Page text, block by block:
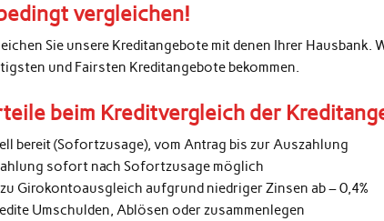
vergleichen!
Sie unsere Kreditangebote mit denen Ihrer Hausbank.
und Fairsten Kreditangebote bekommen.
beim Kreditvergleich der
bereit (Sofortzusage), vom Antrag bis zur Auszahlung
sofort nach Sofortzusage möglich
Girokontoausgleich aufgrund niedriger Zinsen ab – 0,4%
Umschulden, Ablösen oder zusammenlegen